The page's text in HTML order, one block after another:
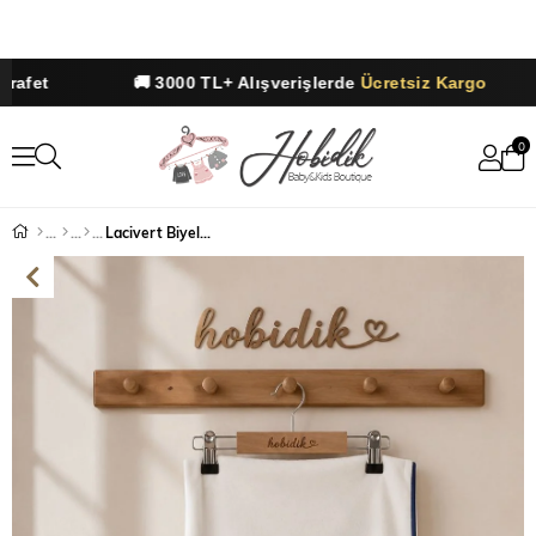
🚚 3000 TL+ AlışverişlerdeÜcretsiz Kargo
0
Lacivert Biyeli Penye Biye ve Düğme Detaylı Battaniye